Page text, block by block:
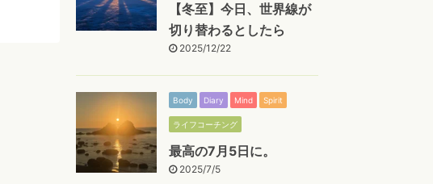
【冬至】今日、世界線が
切り替わるとしたら
2025/12/22
Body Diary Mind Spirit
ライフコーチング
最高の7月5日に。
2025/7/5